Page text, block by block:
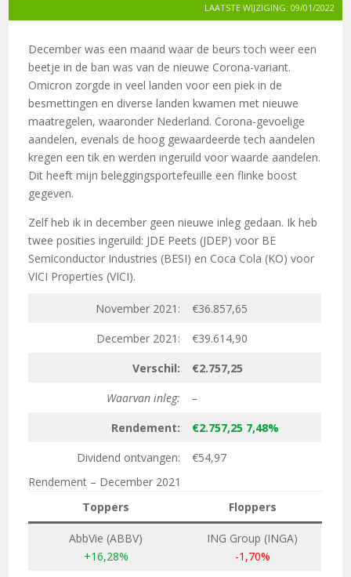
LAATSTE WIJZIGING: 09/01/2022
December was een maand waar de beurs toch weer een
beetje in de ban was van de nieuwe Corona-variant.
Omicron zorgde in veel landen voor een piek in de
besmettingen en diverse landen kwamen met nieuwe
maatregelen, waaronder Nederland. Corona-gevoelige
aandelen, evenals de hoog gewaardeerde tech aandelen
kregen een tik en werden ingeruild voor waarde aandelen.
Dit heeft mijn beleggingsportefeuille een flinke boost
gegeven.
Zelf heb ik in december geen nieuwe inleg gedaan. Ik heb
twee posities ingeruild: JDE Peets (JDEP) voor BE
Semiconductor Industries (BESI) en Coca Cola (KO) voor
VICI Properties (VICI).
November 2021:
€36.857,65
December 2021:
€39.614,90
Verschil:
€2.757,25
Waarvan inleg:
–
Rendement:
€2.757,25 7,48%
Dividend ontvangen:
€54,97
Rendement – December 2021
Toppers
Floppers
AbbVie (ABBV)
+16,28%
ING Group (INGA)
-1,70%